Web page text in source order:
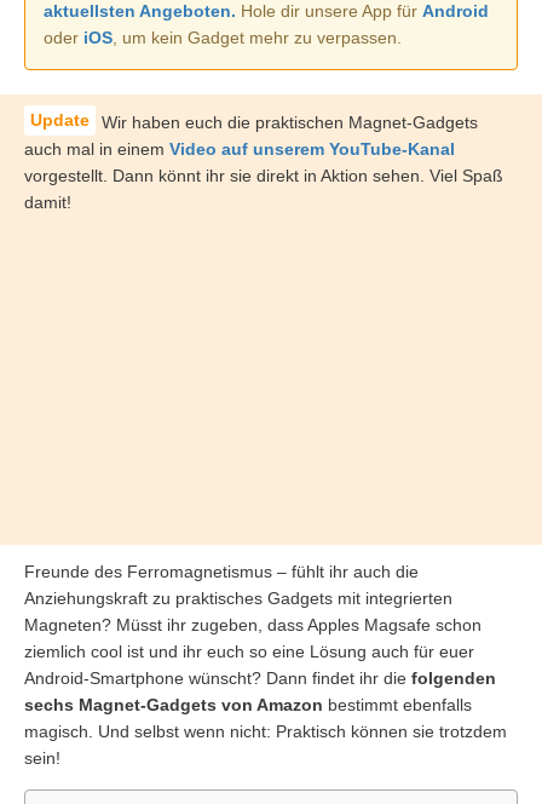
aktuellsten Angeboten. Hole dir unsere App für Android
oder iOS, um kein Gadget mehr zu verpassen.
Wir haben euch die praktischen Magnet-Gadgets
auch mal in einem Video auf unserem YouTube-Kanal
vorgestellt. Dann könnt ihr sie direkt in Aktion sehen. Viel Spaß
damit!
Freunde des Ferromagnetismus – fühlt ihr auch die
Anziehungskraft zu praktisches Gadgets mit integrierten
Magneten? Müsst ihr zugeben, dass Apples Magsafe schon
ziemlich cool ist und ihr euch so eine Lösung auch für euer
Android-Smartphone wünscht? Dann findet ihr die folgenden
sechs Magnet-Gadgets von Amazon bestimmt ebenfalls
magisch. Und selbst wenn nicht: Praktisch können sie trotzdem
sein!